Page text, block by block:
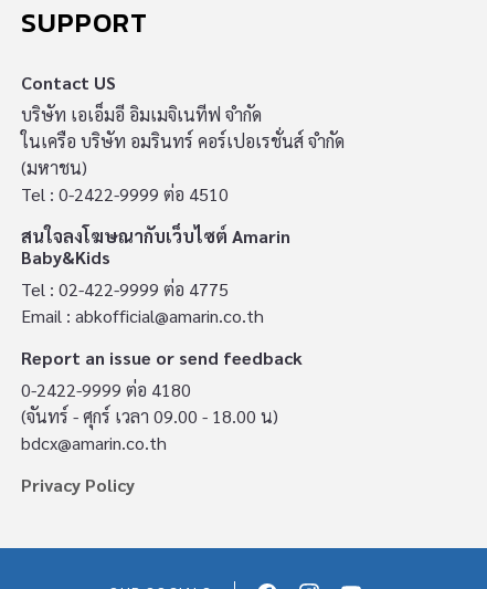
SUPPORT
Contact US
บริษัท เอเอ็มอี อิมเมจิเนทีฟ จำกัด
ในเครือ บริษัท อมรินทร์ คอร์เปอเรชั่นส์ จำกัด
(มหาชน)
Tel : 0-2422-9999 ต่อ 4510
สนใจลงโฆษณากับเว็บไซต์ Amarin
Baby&Kids
Tel : 02-422-9999 ต่อ 4775
Email : abkofficial@amarin.co.th
Report an issue or send feedback
0-2422-9999 ต่อ 4180
(จันทร์ - ศุกร์ เวลา 09.00 - 18.00 น)
bdcx@amarin.co.th
Privacy Policy